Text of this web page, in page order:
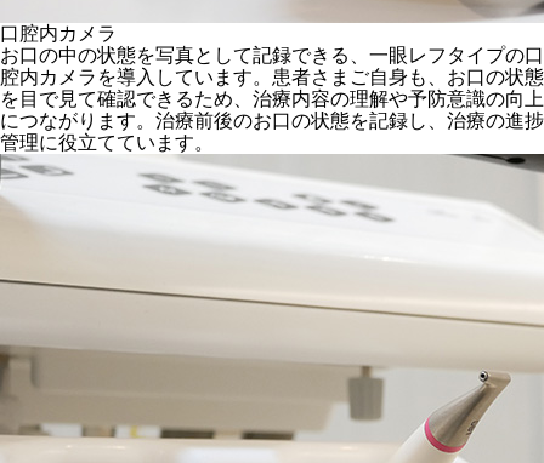
口腔内カメラ
お口の中の状態を写真として記録できる、一眼レフタイプの口
腔内カメラを導入しています。患者さまご自身も、お口の状態
を目で見て確認できるため、治療内容の理解や予防意識の向上
につながります。治療前後のお口の状態を記録し、治療の進捗
管理に役立てています。